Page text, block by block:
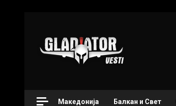
Македонија Балкан и Свет